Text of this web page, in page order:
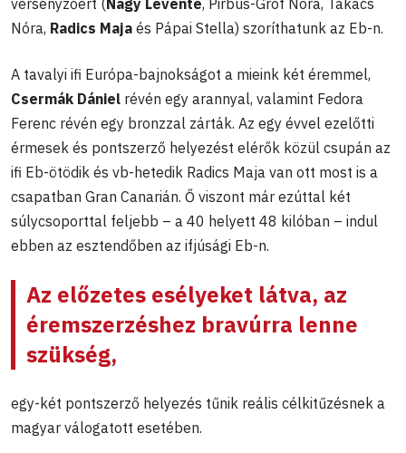
Nóra, Radics Maja és Pápai Stella) szoríthatunk az Eb-n.
A tavalyi ifi Európa-bajnokságot a mieink két éremmel,
Csermák Dániel révén egy arannyal, valamint Fedora
Ferenc révén egy bronzzal zárták. Az egy évvel ezelőtti
érmesek és pontszerző helyezést elérők közül csupán az
ifi Eb-ötödik és vb-hetedik Radics Maja van ott most is a
csapatban Gran Canarián. Ő viszont már ezúttal két
súlycsoporttal feljebb – a 40 helyett 48 kilóban – indul
ebben az esztendőben az ifjúsági Eb-n.
Az előzetes esélyeket látva, az
éremszerzéshez bravúrra lenne
szükség,
egy-két pontszerző helyezés tűnik reális célkitűzésnek a
magyar válogatott esetében.